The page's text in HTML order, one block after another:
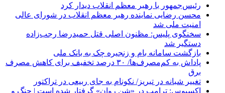
رئیس‌جمهور با رهبر معظم انقلاب دیدار کرد
محسن رضایی نماینده رهبر معظم انقلاب در شورای عالی
امنیت ملی شد
سخنگوی پلیس: مظنون اصلی قتل حمیدرضا رجب‌زاده
دستگیر شد
بازگشت سامانه بام و زنجیره چک به بانک ملی
پاداش به کم‌مصرف‌ها/ ۳۰ درصد تخفیف برای کاهش مصرف
برق
تغییر شبانه در تبریز/ نکونام به جای ربیعی در تراکتور
اکسیوس: ترامپ در «شن روان» گرفتار شده است | جنگ و